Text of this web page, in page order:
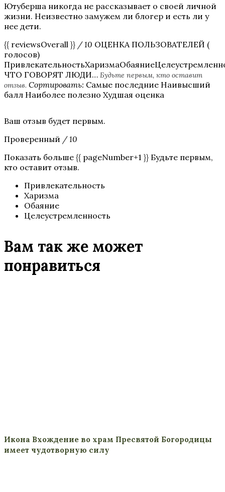
Ютуберша никогда не рассказывает о своей личной
жизни. Неизвестно замужем ли блогер и есть ли у
нее дети.
{{ reviewsOverall }} / 10 ОЦЕНКА ПОЛЬЗОВАТЕЛЕЙ (
голосов)
ЧТО ГОВОРЯТ ЛЮДИ… Будьте первым, кто оставит
отзыв. Сортировать: Самые последние Наивысший
балл Наиболее полезно Худшая оценка
Ваш отзыв будет первым.
Проверенный / 10
Показать больше {{ pageNumber+1 }} Будьте первым,
кто оставит отзыв.
Привлекательность
Харизма
Обаяние
Целеустремленность
Вам так же может
понравиться
Икона Вхождение во храм Пресвятой Богородицы
имеет чудотворную силу